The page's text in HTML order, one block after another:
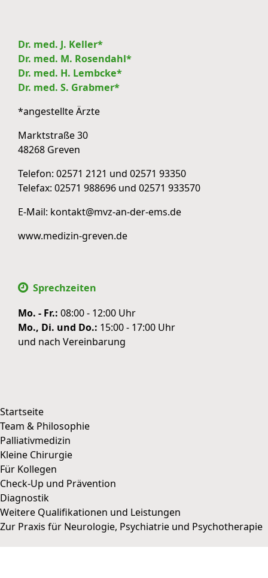
WIR VERWENDEN COOKIES
COOKIE DETAILS
Speichern & schließen
Datenschutz ImpressumCookie Details
Dr. med. J. Keller*
Dr. med. M. Rosendahl*
Dr. med. H. Lembcke*
Dr. med. S. Grabmer*
*angestellte Ärzte
Marktstraße 30
48268 Greven
Telefon: 02571 2121 und 02571 93350
Telefax: 02571 988696 und 02571 933570
E-Mail: kontakt@mvz-an-der-ems.de
www.medizin-greven.de
Sprechzeiten
Mo. - Fr.: 08:00 - 12:00 Uhr
Mo., Di. und Do.: 15:00 - 17:00 Uhr
und nach Vereinbarung
Startseite
Team & Philosophie
Palliativmedizin
Kleine Chirurgie
Für Kollegen
Check-Up und Prävention
Diagnostik
Weitere Qualifikationen und Leistungen
Zur Praxis für Neurologie, Psychiatrie und Psychotherapie